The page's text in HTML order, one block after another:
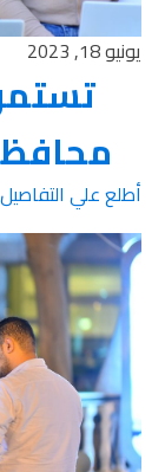
يونيو 18, 2023
أطلع علي